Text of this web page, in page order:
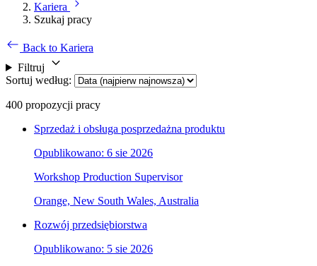
Kariera
Szukaj pracy
Back to Kariera
Filtruj
Sortuj według:
400 propozycji pracy
Sprzedaż i obsługa posprzedażna produktu
Opublikowano: 6 sie 2026
Workshop Production Supervisor
Orange, New South Wales, Australia
Rozwój przedsiębiorstwa
Opublikowano: 5 sie 2026